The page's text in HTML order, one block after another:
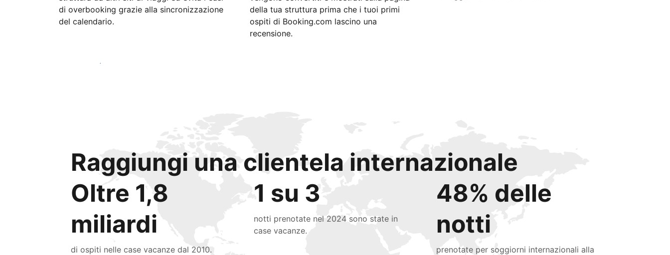
di overbooking grazie alla sincronizzazione
del calendario.
della tua struttura prima che i tuoi primi
ospiti di Booking.com lascino una
recensione.
Inizia oggi stesso
Raggiungi una clientela internazionale
Oltre 1,8
miliardi
di ospiti nelle case vacanze dal 2010.
1 su 3
notti prenotate nel 2024 sono state in
case vacanze.
48% delle
notti
prenotate per soggiorni internazionali alla